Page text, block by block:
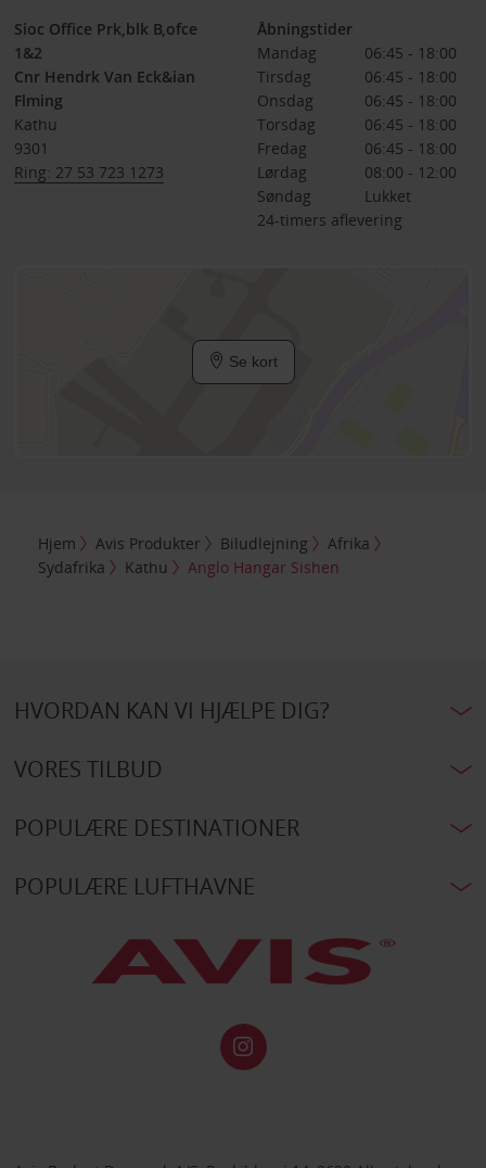
Sioc Office Prk,blk B,ofce
1&2
Cnr Hendrk Van Eck&ian
Flming
Kathu
9301
Ring: 27 53 723 1273
Åbningstider
Mandag
06:45 - 18:00
Tirsdag
06:45 - 18:00
Onsdag
06:45 - 18:00
Torsdag
06:45 - 18:00
Fredag
06:45 - 18:00
Lørdag
08:00 - 12:00
Søndag
Lukket
24-timers aflevering
Se kort
Hjem Avis Produkter Biludlejning
Afrika
Sydafrika
Kathu Anglo Hangar Sishen
HVORDAN KAN VI HJÆLPE DIG?
VORES TILBUD
POPULÆRE DESTINATIONER
POPULÆRE LUFTHAVNE